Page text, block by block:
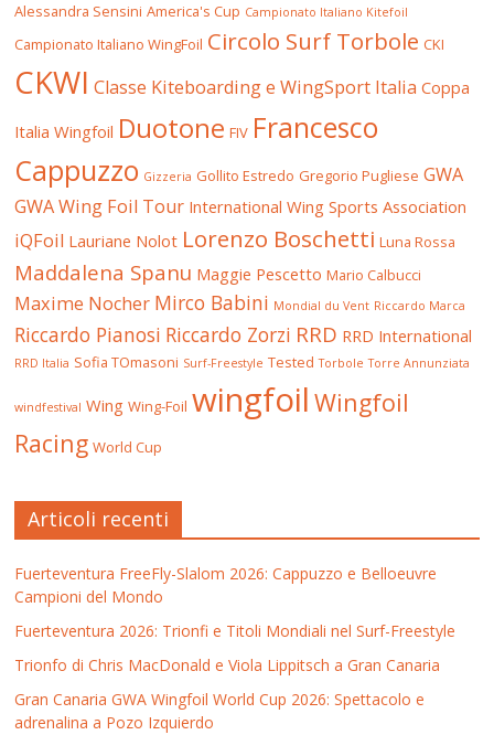
Alessandra Sensini America's Cup Campionato Italiano Kitefoil
Campionato Italiano WingFoil Circolo Surf Torbole CKI
CKWI Classe Kiteboarding e WingSport Italia Coppa
Italia Wingfoil Duotone FIV Francesco
Cappuzzo Gizzeria Gollito Estredo Gregorio Pugliese GWA
GWA Wing Foil Tour International Wing Sports Association
iQFoil Lauriane Nolot Lorenzo Boschetti Luna Rossa
Maddalena Spanu Maggie Pescetto Mario Calbucci
Maxime Nocher Mirco Babini Mondial du Vent Riccardo Marca
Riccardo Pianosi Riccardo Zorzi RRD RRD International
RRD Italia Sofia TOmasoni Surf-Freestyle Tested Torbole Torre Annunziata
windfestival Wing Wing-Foil wingfoil Wingfoil
Racing World Cup
Articoli recenti
Fuerteventura FreeFly-Slalom 2026: Cappuzzo e Belloeuvre
Campioni del Mondo
Fuerteventura 2026: Trionfi e Titoli Mondiali nel Surf-Freestyle
Trionfo di Chris MacDonald e Viola Lippitsch a Gran Canaria
Gran Canaria GWA Wingfoil World Cup 2026: Spettacolo e
adrenalina a Pozo Izquierdo